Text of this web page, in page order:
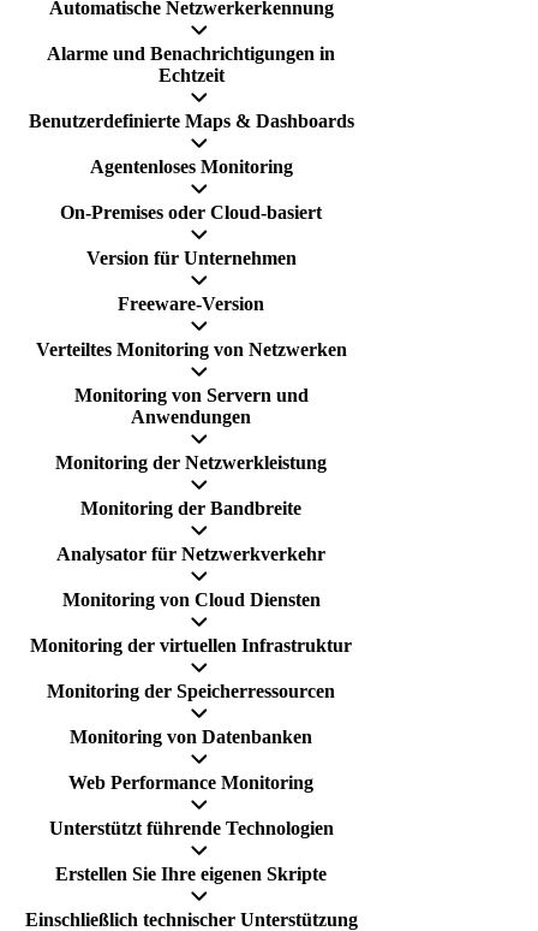
Automatische Netzwerkerkennung
Alarme und Benachrichtigungen in
Echtzeit
Benutzerdefinierte Maps & Dashboards
Agentenloses Monitoring
On-Premises oder Cloud-basiert
Version für Unternehmen
Freeware-Version
Verteiltes Monitoring von Netzwerken
Monitoring von Servern und
Anwendungen
Monitoring der Netzwerkleistung
Monitoring der Bandbreite
Analysator für Netzwerkverkehr
Monitoring von Cloud Diensten
Monitoring der virtuellen Infrastruktur
Monitoring der Speicherressourcen
Monitoring von Datenbanken
Web Performance Monitoring
Unterstützt führende Technologien
Erstellen Sie Ihre eigenen Skripte
Einschließlich technischer Unterstützung